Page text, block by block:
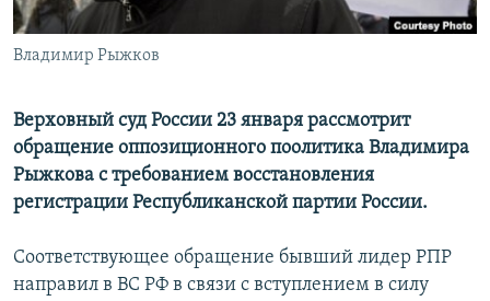
Владимир Рыжков
Верховный суд России 23 января рассмотрит
обращение оппозиционного поолитика Владимира
Рыжкова с требованием восстановления
регистрации Республиканской партии России.
Соответствующее обращение бывший лидер РПР
направил в ВС РФ в связи с вступлением в силу